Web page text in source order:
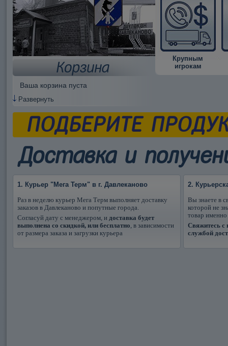
Крупным
игрокам
Корзина
Ваша корзина пуста
Развернуть
ПОДБЕРИТЕ
Доставка и
1. Курьер "Мега Терм" в г. Давлеканово
Раз в неделю курьер Мега Терм выполняет доставку
заказов в Давлеканово и попутные города.
Согласуй дату с менеджером, и доставка будет
выполнена со скидкой, или бесплатно, в зависимости
от размера заказа и загрузки курьера
2.
Вы знаете в
которой не
товар
Свяжитесь с
службой